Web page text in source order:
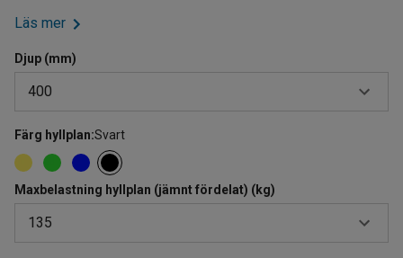
Läs mer
Djup (mm)
400
400
500
Färg hyllplan:Svart
Maxbelastning hyllplan (jämnt fördelat) (kg)
135